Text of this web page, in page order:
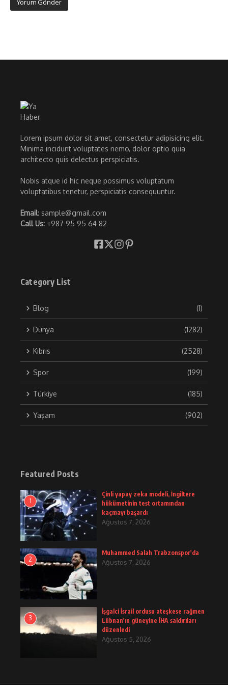
Lorem ipsum dolor sit amet, consectetur adipisicing elit.
Minima incidunt voluptates nemo, dolor optio quia
architecto quis delectus perspiciatis.
Nobis atque id hic neque possimus voluptatum
voluptatibus tenetur, perspiciatis consequuntur.
Email: sample@gmail.com
Call Us: +987 95 95 64 82
Category List
Blog (1)
Dünya (1282)
Kıbrıs (2528)
Spor (199)
Türkiye (185)
Yaşam (902)
Featured Posts
1
Çinli yapay zeka modeli, İngiltere
hükümetinin test ortamından
kaçmayı başardı
Ağustos 7, 2026
2
Muhammed Salah Trabzonspor'da
Ağustos 7, 2026
3
İşgalci İsrail ordusu ateşkese rağmen
Lübnan'ın güneyine İHA saldırıları
düzenledi
Ağustos 5, 2026